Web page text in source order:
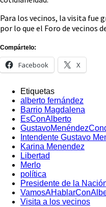
Para los vecinos, la visita fue
por lo que el Foro de vecinos
Compártelo:
Facebook X
Etiquetas
alberto fernández
Barrio Magdalena
EsConAlberto
Intendente Gustavo
Karina Menendez
Libertad
Merlo
política
Presidente de la
Visita a los vecinos